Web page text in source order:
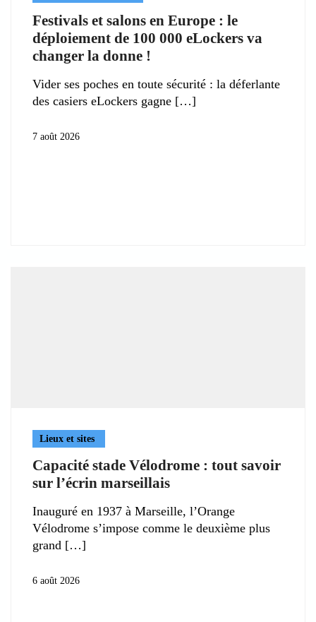
Festivals et salons en Europe : le
déploiement de 100 000 eLockers va
changer la donne !
Vider ses poches en toute sécurité : la déferlante
des casiers eLockers gagne
7 août 2026
Lieux et sites
Capacité stade Vélodrome : tout savoir
sur l’écrin marseillais
Inauguré en 1937 à Marseille, l’Orange
Vélodrome s’impose comme le deuxième plus
grand
6 août 2026